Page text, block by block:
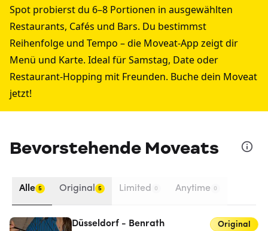
Spot probierst du 6–8 Portionen in ausgewählten
Restaurants, Cafés und Bars. Du bestimmst
Reihenfolge und Tempo – die Moveat-App zeigt dir
Menü und Karte. Ideal für Samstag, Date oder
Restaurant-Hopping mit Freunden. Buche dein Moveat
jetzt!
Bevorstehende Moveats
Alle 5 Original 5 Limited 0 Anytime 0
Düsseldorf - Benrath
Original